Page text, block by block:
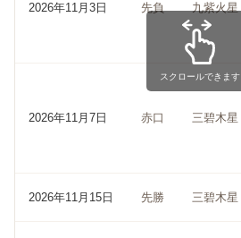
2026年11月3日 先負 九紫火星
2026年11月7日 赤口 三碧木星
2026年11月15日 先勝 三碧木星
スクロールできます